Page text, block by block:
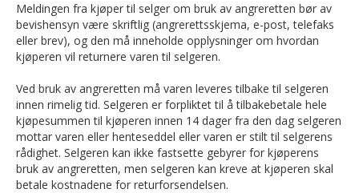
Meldingen fra kjøper til selger om bruk av angreretten bør av
bevishensyn være skriftlig (angrerettsskjema, e-post, telefaks
eller brev), og den må inneholde opplysninger om hvordan
kjøperen vil returnere varen til selgeren.
Ved bruk av angreretten må varen leveres tilbake til selgeren
innen rimelig tid. Selgeren er forpliktet til å tilbakebetale hele
kjøpesummen til kjøperen innen 14 dager fra den dag selgeren
mottar varen eller henteseddel eller varen er stilt til selgerens
rådighet. Selgeren kan ikke fastsette gebyrer for kjøperens
bruk av angreretten, men selgeren kan kreve at kjøperen skal
betale kostnadene for returforsendelsen.